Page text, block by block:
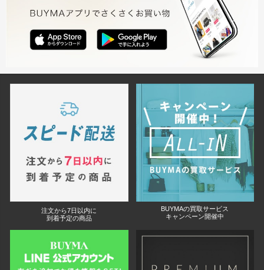
注文から7日以内に
到着予定の商品
BUYMAの買取サービス
キャンペーン開催中